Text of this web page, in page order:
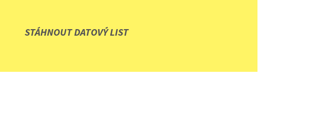
STÁHNOUT DATOVÝ LIST